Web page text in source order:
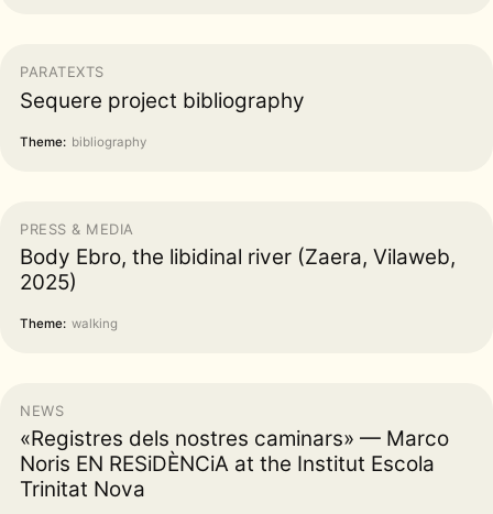
PARATEXTS
Sequere project bibliography
Theme: bibliography
PRESS & MEDIA
Body Ebro, the libidinal river (Zaera, Vilaweb,
2025)
Theme: walking
NEWS
«Registres dels nostres caminars» — Marco
Noris EN RESiDÈNCiA at the Institut Escola
Trinitat Nova